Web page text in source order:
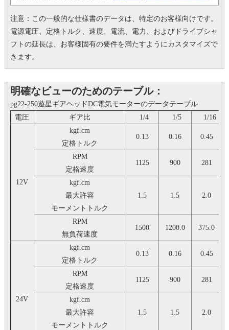
注意：この一般的な仕様書のデータは、特定のお客様向けです。
電源電圧、定格トルク、速度、電流、電力、およびドライブシャ
フトの延長は、お客様固有の要件を満たすようにカスタマイズで
きます。
明確なビューのためのテーブル：
pg22-250遊星ギアヘッドDC電気モーターのデータテーブル
電圧
ギア比 1/4 1/5 1/16
12V
kgf.cm
定格トルク
0.13 0.16 0.45
RPM
定格速度
1125 900 281
kgf.cm
最大許容
モーメントトルク
1.5 1.5 2.0
RPM
無負荷速度
1500 1200.0 375.0
24V
kgf.cm
定格トルク
0.13 0.16 0.45
RPM
定格速度
1125 900 281
kgf.cm
最大許容
モーメントトルク
1.5 1.5 2.0